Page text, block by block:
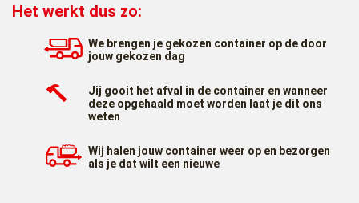
Het werkt dus zo:
We brengen je gekozen container op de door
jouw gekozen dag
Jij gooit het afval in de container en wanneer
deze opgehaald moet worden laat je dit ons
weten
Wij halen jouw container weer op en bezorgen
als je dat wilt een nieuwe